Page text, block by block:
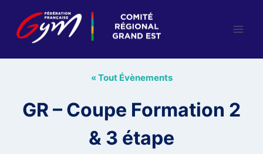
contenu
« Tout Évènements
GR – Coupe Formation 2
& 3 étape